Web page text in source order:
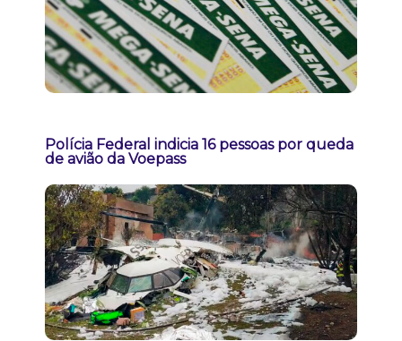
Polícia Federal indicia 16 pessoas por queda
de avião da Voepass